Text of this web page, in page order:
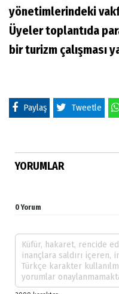
yönetimlerindeki
Üyeler toplantıda
bir turizm çalışması
Paylaş Tweetle
YORUMLAR
0 Yorum